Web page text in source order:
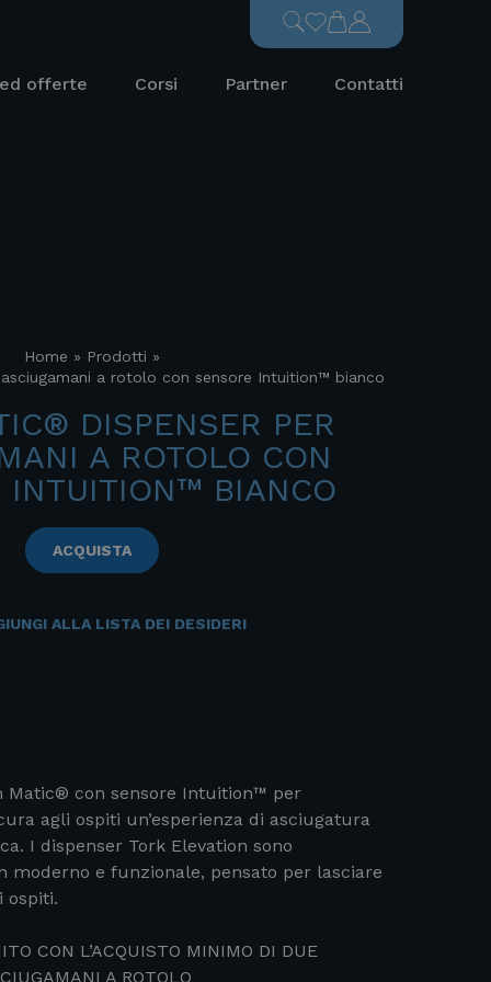
offerte Corsi Partner Contatti
Home » Prodotti »
a rotolo con sensore Intuition™ bianco
DISPENSER PER
A ROTOLO CON
INTUITION™ BIANCO
ACQUISTA
ALLA LISTA DEI DESIDERI
Matic® con sensore Intuition™ per
agli ospiti un’esperienza di asciugatura
I dispenser Tork Elevation sono
moderno e funzionale, pensato per lasciare
ospiti.
CON L’ACQUISTO MINIMO DI DUE
A ROTOLO